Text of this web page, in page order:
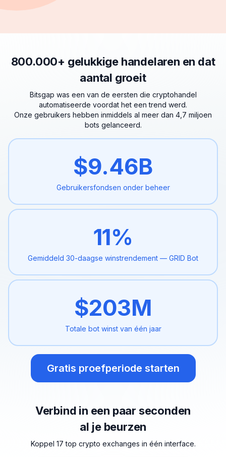
800.000+ gelukkige handelaren en dat
aantal groeit
Bitsgap was een van de eersten die cryptohandel
automatiseerde voordat het een trend werd.
Onze gebruikers hebben inmiddels al meer dan 4,7 miljoen
bots gelanceerd.
$9.46B
Gebruikersfondsen onderbeheer
11%
Gemiddeld 30-daagse winstrendement — GRID Bot
$203M
Totale bot winst van één jaar
Gratis proefperiode starten
Verbind in een paar seconden
al je beurzen
Koppel 17 top crypto exchanges in één interface.